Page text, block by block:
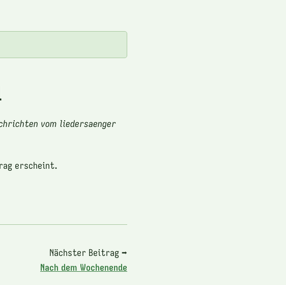
vom liedersaenger
erscheint.
Nächster Beitrag ➡
Nach dem Wochenende